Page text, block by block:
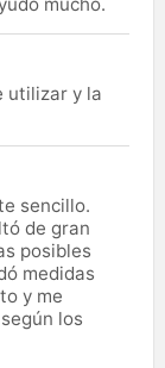
utilizar y la
sencillo.
de gran
posibles
medidas
y me
los